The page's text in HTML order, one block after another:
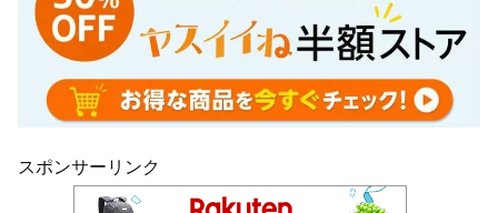
スポンサーリンク